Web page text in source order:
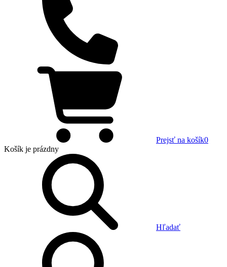
Prejsť na košík0
Košík je prázdny
Hľadať